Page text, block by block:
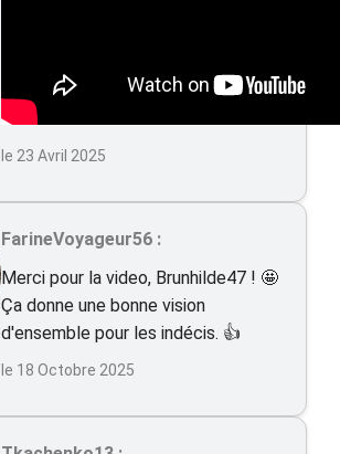
le 23 Avril 2025
FarineVoyageur56 :
Merci pour la video, Brunhilde47 ! 🤩
Ça donne une bonne vision
d'ensemble pour les indécis. 👍
le 18 Octobre 2025